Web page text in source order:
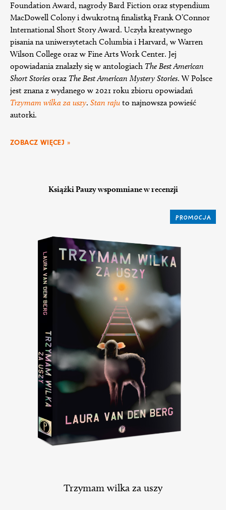
Foundation Award, nagrody Bard Fiction oraz stypendium
MacDowell Colony i dwukrotną finalistką Frank O’Connor
International Short Story Award. Uczyła kreatywnego
pisania na uniwersytetach Columbia i Harvard, w Warren
Wilson College oraz w Fine Arts Work Center. Jej
opowiadania znalazły się w antologiach The Best American
Short Stories oraz The Best American Mystery Stories. W Polsce
jest znana z wydanego w 2021 roku zbioru opowiadań
Trzymam wilka za uszy. Stan raju to najnowsza powieść
autorki.
ZOBACZ WIĘCEJ »
Książki Pauzy wspomniane w recenzji
PROMOCJA
Trzymam wilka za uszy